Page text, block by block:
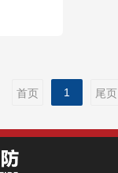
首页 1 尾页